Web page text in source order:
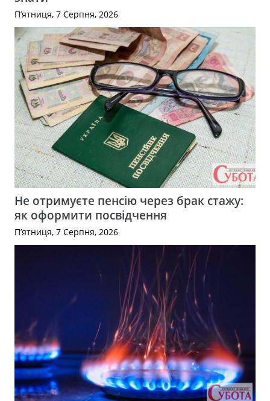
П’ятниця, 7 Серпня, 2026
Не отримуєте пенсію через брак стажу:
як оформити посвідчення
П’ятниця, 7 Серпня, 2026